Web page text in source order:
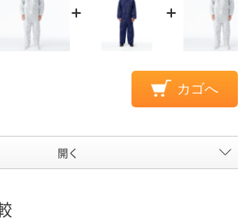
カゴへ
開く